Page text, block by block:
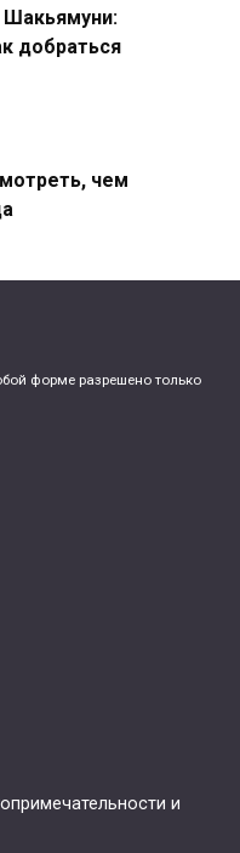
Шакьямуни:
добраться
чем
форме разрешено только
и